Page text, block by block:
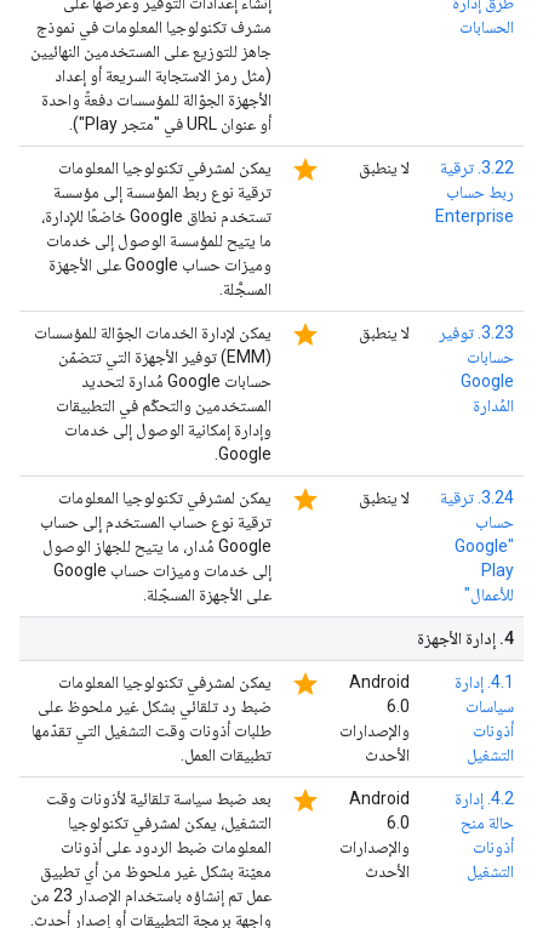
الحسابات
مشرف تكنولوجيا المعلومات في نموذج
جاهز للتوزيع على المستخدمين النهائيين
(مثل رمز الاستجابة السريعة أو إعداد
الأجهزة الجوّالة للمؤسسات دفعةً واحدة
أو عنوان URL في "متجر Play").
3.22. ترقية
ربط حساب
Enterprise
لا ينطبق star
يمكن لمشرفي تكنولوجيا المعلومات
ترقية نوع ربط المؤسسة إلى مؤسسة
تستخدم نطاق Google خاضعًا للإدارة،
ما يتيح للمؤسسة الوصول إلى خدمات
وميزات حساب Google على الأجهزة
المسجَّلة.
3.23. توفير
حسابات
Google
المُدارة
لا ينطبق star
يمكن لإدارة الخدمات الجوّالة للمؤسسات
(EMM) توفير الأجهزة التي تتضمّن
حسابات Google مُدارة لتحديد
المستخدمين والتحكّم في التطبيقات
وإدارة إمكانية الوصول إلى خدمات
Google.
3.24. ترقية
حساب
"Google
Play
للأعمال"
لا ينطبق star
يمكن لمشرفي تكنولوجيا المعلومات
ترقية نوع حساب المستخدم إلى حساب
Google مُدار، ما يتيح للجهاز الوصول
إلى خدمات وميزات حساب Google
على الأجهزة المسجّلة.
4
. إدارة الأجهزة
4.1. إدارة
سياسات
أذونات
التشغيل
‫Android
6.0
والإصدارات
الأحدث
star
يمكن لمشرفي تكنولوجيا المعلومات
ضبط رد تلقائي بشكل غير ملحوظ على
طلبات أذونات وقت التشغيل التي تقدّمها
تطبيقات العمل.
4.2. إدارة
حالة منح
أذونات
التشغيل
‫Android
6.0
والإصدارات
الأحدث
star
بعد ضبط سياسة تلقائية لأذونات وقت
التشغيل، يمكن لمشرفي تكنولوجيا
المعلومات ضبط الردود على أذونات
معيّنة بشكل غير ملحوظ من أي تطبيق
عمل تم إنشاؤه باستخدام الإصدار 23 من
واجهة برمجة التطبيقات أو إصدار أحدث.